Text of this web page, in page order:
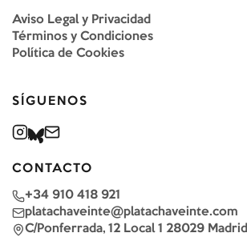
Aviso Legal y Privacidad
Términos y Condiciones
Política de Cookies
SÍGUENOS
CONTACTO
+34 910 418 921
platachaveinte@platachaveinte.com
C/Ponferrada, 12 Local 1 28029 Madrid